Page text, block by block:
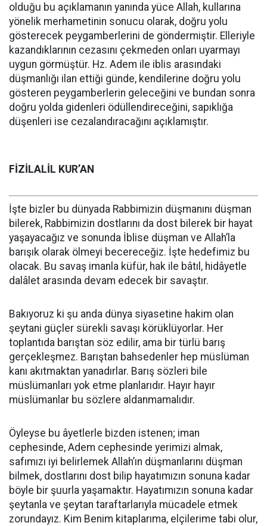
olduğu bu açıklamanın yanında yüce Allah, kullarına
yönelik merhametinin sonucu olarak, doğru yolu
gösterecek peygamberlerini de göndermiştir. Elleriyle
kazandıklarının cezasını çekmeden onları uyarmayı
uygun görmüştür. Hz. Adem ile iblis arasındaki
düşmanlığı ilan ettiği günde, kendilerine doğru yolu
gösteren peygamberlerin geleceğini ve bundan sonra
doğru yolda gidenleri ödüllendireceğini, sapıklığa
düşenleri ise cezalandıracağını açıklamıştır.
FİZİLALİL KUR’AN
İşte bizler bu dünyada Rabbimizin düşmanını düşman
bilerek, Rabbimizin dostlarını da dost bilerek bir hayat
yaşayacağız ve sonunda İblise düşman ve Allah’la
barışık olarak ölmeyi becereceğiz. İşte hedefimiz bu
olacak. Bu savaş imanla küfür, hak ile bâtıl, hidâyetle
dalâlet arasında devam edecek bir savaştır.
Bakıyoruz ki şu anda dünya siyasetine hakim olan
şeytani güçler sürekli savaşı körüklüyorlar. Her
toplantıda barıştan söz edilir, ama bir türlü barış
gerçekleşmez. Barıştan bahsedenler hep müslüman
kanı akıtmaktan yanadırlar. Barış sözleri bile
müslümanları yok etme planlarıdır. Hayır hayır
müslümanlar bu sözlere aldanmamalıdır.
Öyleyse bu âyetlerle bizden istenen; iman
cephesinde, Adem cephesinde yerimizi almak,
safımızı iyi belirlemek Allah’ın düşmanlarını düşman
bilmek, dostlarını dost bilip hayatımızın sonuna kadar
böyle bir şuurla yaşamaktır. Hayatımızın sonuna kadar
şeytanla ve şeytan taraftarlarıyla mücadele etmek
zorundayız. Kim Benim kitaplarıma, elçilerime tabi olur,